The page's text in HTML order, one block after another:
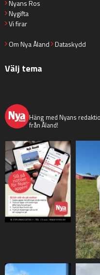
Nyans Ros
Nygifta
Vi firar
Om Nya Åland Dataskydd
Välj tema
Häng med Nyans
från Åland!